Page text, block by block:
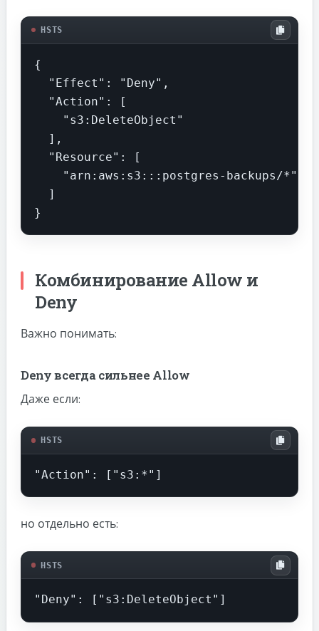
HSTS
{
  "Effect": "Deny",
  "Action": [
    "s3:DeleteObject"
  ],
  "Resource": [
    "arn:aws:s3:::postgres-backups/*"
  ]
}
Комбинирование Allow и
Deny
Важно понимать:
Deny всегда сильнее Allow
Даже если:
HSTS
"Action": ["s3:*"]
но отдельно есть:
HSTS
"Deny": ["s3:DeleteObject"]